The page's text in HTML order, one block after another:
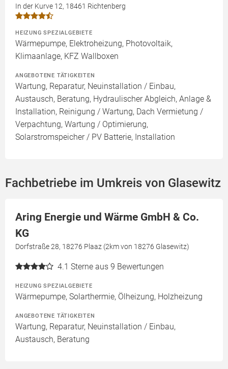
In der Kurve 12, 18461 Richtenberg
HEIZUNG SPEZIALGEBIETE
Wärmepumpe, Elektroheizung, Photovoltaik,
Klimaanlage, KFZ Wallboxen
ANGEBOTENE TÄTIGKEITEN
Wartung, Reparatur, Neuinstallation / Einbau,
Austausch, Beratung, Hydraulischer Abgleich, Anlage &
Installation, Reinigung / Wartung, Dach Vermietung /
Verpachtung, Wartung / Optimierung,
Solarstromspeicher / PV Batterie, Installation
Fachbetriebe im Umkreis von Glasewitz
Aring Energie und Wärme GmbH & Co.
KG
Dorfstraße 28, 18276 Plaaz (2km von 18276 Glasewitz)
4.1 Sterne aus 9 Bewertungen
HEIZUNG SPEZIALGEBIETE
Wärmepumpe, Solarthermie, Ölheizung, Holzheizung
ANGEBOTENE TÄTIGKEITEN
Wartung, Reparatur, Neuinstallation / Einbau,
Austausch, Beratung